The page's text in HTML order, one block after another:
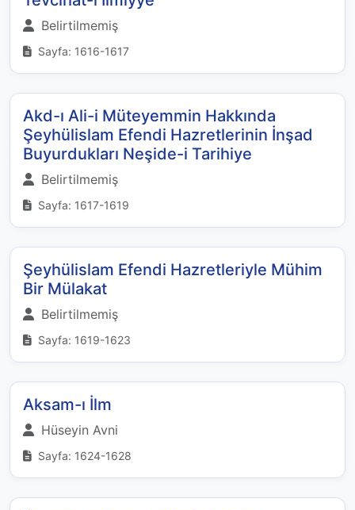
Belirtilmemiş
Sayfa: 1616-1617
Akd-ı Ali-i Müteyemmin Hakkında
Şeyhülislam Efendi Hazretlerinin İnşad
Buyurdukları Neşide-i Tarihiye
Belirtilmemiş
Sayfa: 1617-1619
Şeyhülislam Efendi Hazretleriyle Mühim
Bir Mülakat
Belirtilmemiş
Sayfa: 1619-1623
Aksam-ı İlm
Hüseyin Avni
Sayfa: 1624-1628